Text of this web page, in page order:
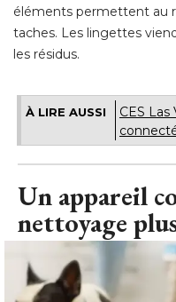
éléments permettent au
taches. Les lingettes
les résidus.
À LIRE AUSSI
CES
Un appareil
nettoyage